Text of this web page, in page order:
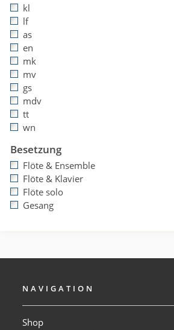
kl
lf
as
en
mk
mv
gs
mdv
tt
wn
Besetzung
Flöte & Ensemble
Flöte & Klavier
Flöte solo
Gesang
NAVIGATION
Shop